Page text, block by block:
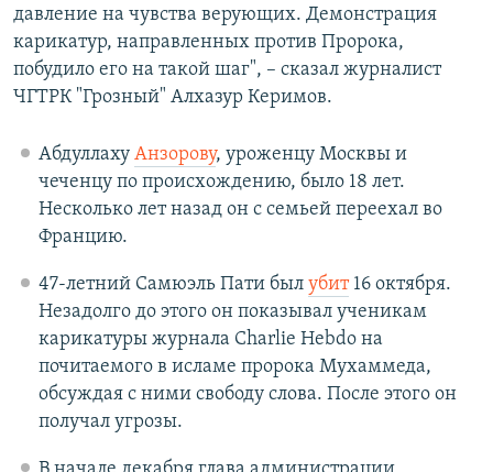
давление на чувства верующих. Демонстрация
карикатур, направленных против Пророка,
побудило его на такой шаг", – сказал журналист
ЧГТРК "Грозный" Алхазур Керимов.
Абдуллаху Анзорову, уроженцу Москвы и
чеченцу по происхождению, было 18 лет.
Несколько лет назад он с семьей переехал во
Францию.
47-летний Самюэль Пати был убит16 октября.
Незадолго до этого он показывал ученикам
карикатуры журнала Charlie Hebdo на
почитаемого в исламе пророка Мухаммеда,
обсуждая с ними свободу слова. После этого он
получал угрозы.